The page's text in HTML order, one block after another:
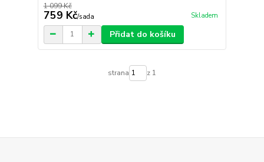
1 099 Kč
759 Kč/sada Skladem
Přidat do košíku
strana z 1